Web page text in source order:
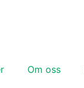
Om oss